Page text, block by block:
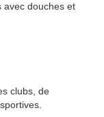
avec douches et
clubs, de